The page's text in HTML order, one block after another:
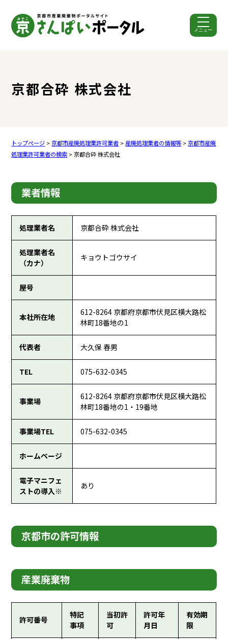
メニュー
京都合砕 株式会社
トップページ >京都市産廃処理業許可業者 > 産廃処理業者の情報等>京都市産廃
処理業許可業者の検索 > 京都合砕 株式会社
業者情報
処理業者名 京都合砕 株式会社
処理業者名
（カナ）
キョウトゴウサイ
屋号
本社所在地
612-8264 京都府京都市伏見区横大路松
林町18番地の1
代表者 大久保 春男
TEL 075-632-0345
事業場
612-8264 京都府京都市伏見区横大路松
林町18番地の1・19番地
事業場TEL 075-632-0345
ホームページ
電子マニフェ
ストの導入※
あり
京都市の許可情報
産業廃棄物
許可番号
特記
事項
当初許
可
許可年
月日
有効期
限